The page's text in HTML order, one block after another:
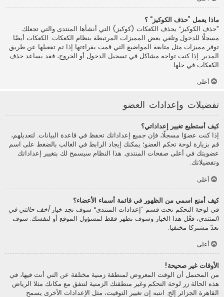
ماذا يعمل ”حذف الكوكيز“ ؟
”حذف الكوكيز“ يحذف الكعكات (كوكيز) التي أنشأها المنتدى والتي تجعلك
مسجلًا للدخول وتلغي بعض المميزات المرتبطة بنظام الكعكات. الكعكات أيضًا
توفر مميزات مثل متابعة المواضيع التي قمت بقراءتها إذا تم تفعيلها عن طريق
المدير. إذا كنت تواجه مشاكل في تسجيل الدخول أو الخروج، فقد يساعد حذف
الكعكات في حلها.
أعلى
تفضيلات وإعدادات العضو
كيف أستطيع تغيير إعداداتي؟
إذا كنت عضوًا مسجلًا، فإن جميع إعداداتك تحفظ في قاعدة البيانات. لتعديلهم،
قم بزيارة لوحة تحكم العضو؛ يمكنك إيجاد الرابط في الغالب بالضغط على اسم
عضويتك في أعلى صفحات المنتدى. هذا النظام سيسمح لك بتغيير إعداداتك
وتفضيلاتك.
أعلى
كيف أمنع اسمي من الظهور في قائمة أسماء الأعضاء؟
في لوحة التحكم تحت قسم ”إعدادات المنتدى“ سوف تجد خيارأخف حالتي في
المنتدى، فعَّل هذا الخيار وسوف تظهر فقط لمسؤول الموقع أو لنفسك. سوف
تعدّ مشتركا مختفيا.
أعلى
الأوقات غير صحيحة!
من المحتمل أن الوقت المعروض لمنطقة زمنية مختلفة عن التي أنت فيها، في
هذه الحالة زر لوحة التحكم وغير منطقتك الزمنية لتتفق مع مكانك مثلا الرياض
القاهرة الجزائر إلخ. انتبه إن تغيير التوقيت، مثل الإعدادات الأخرى يسمح